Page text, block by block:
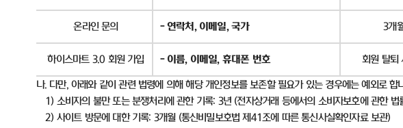
온라인 문의 -연락처 , 이메일, 국가 3개
하이스마트 3.0 회원 가입 - 이름, 이메일, 휴대폰 번호 회원 탈퇴
나. 다만, 아래와 같이 관련 법령에 의해 해당 개인정보를 보존할 필요가 있는 경우에는 예외로 합
1) 소비자의 불만 또는 분쟁처리에 관한 기록: 3년 (전자상거래 등에서의 소비자보호에 관한 법
2) 사이트 방문에 대한 기록: 3개월 (통신비밀보호법 제 41 조에 따른 통신사실확인자료 보관)